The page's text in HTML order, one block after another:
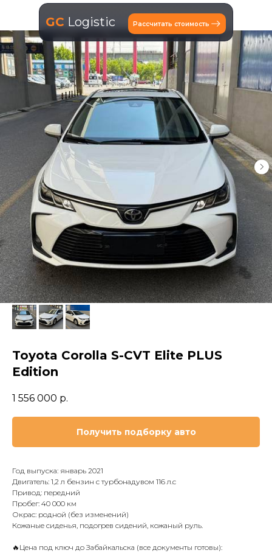
GC Logistic Рассчитать стоимость
Toyota Corolla S-CVT Elite PLUS
Edition
1 556 000 р.
Получить подборку авто
Год выпуска: январь 2021
Двигатель: 1,2 л бензин с турбонадувом 116 л.с
Привод: передний
Пробег: 40 000 км
Окрас: родной (без изменений)
Кожаные сиденья, подогрев сидений, кожаный руль.
🔥Цена под ключ до Забайкальска (все документы готовы):